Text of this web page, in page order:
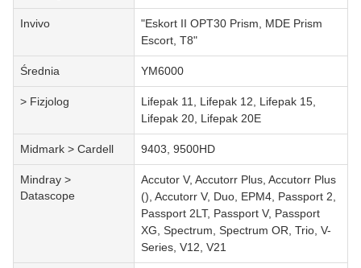
Invivo
"Eskort II OPT30 Prism, MDE Prism
Escort, T8"
Średnia YM6000
> Fizjolog
Lifepak 11, Lifepak 12, Lifepak 15,
Lifepak 20, Lifepak 20E
Midmark > Cardell 9403, 9500HD
Mindray >
Datascope
Accutor V, Accutorr Plus, Accutorr Plus
(), Accutorr V, Duo, EPM4, Passport 2,
Passport 2LT, Passport V, Passport
XG, Spectrum, Spectrum OR, Trio, V-
Series, V12, V21